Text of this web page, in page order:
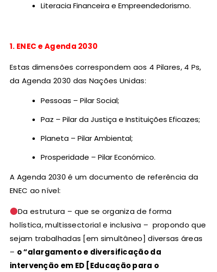
Literacia Financeira e Empreendedorismo.
1. ENEC e Agenda 2030
Estas dimensões correspondem aos 4 Pilares, 4 Ps,
da Agenda 2030 das Nações Unidas:
Pessoas – Pilar Social;
Paz – Pilar da Justiça e Instituições Eficazes;
Planeta – Pilar Ambiental;
Prosperidade – Pilar Económico.
A Agenda 2030 é um documento de referência da
ENEC ao nível:
Da estrutura – que se organiza de forma
holística, multissectorial e inclusiva – propondo que
sejam trabalhadas [em simultâneo] diversas áreas
– o “alargamento e diversificação da
intervenção em ED [Educação para o